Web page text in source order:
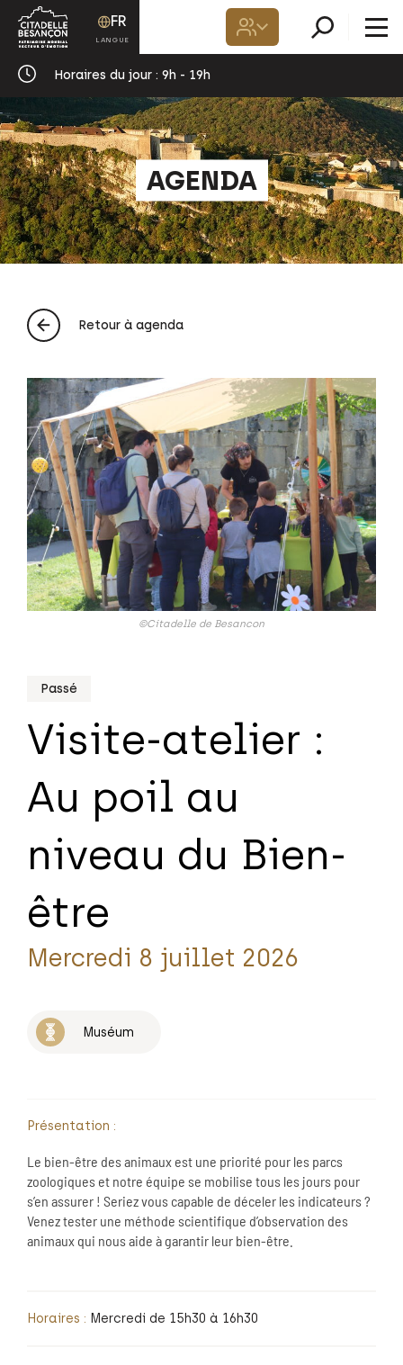
Horaires du jour : 9h - 19h
FR
AGENDA
©Citadelle de Besancon
Retour à agenda
Passé
Visite-atelier :
Au poil au
niveau du Bien-
être
Mercredi 8 juillet 2026
Muséum
Présentation :
Le bien-être des animaux est une priorité pour les parcs
zoologiques et notre équipe se mobilise tous les jours pour
s’en assurer ! Seriez vous capable de déceler les indicateurs ?
Venez tester une méthode scientifique d’observation des
animaux qui nous aide à garantir leur bien-être.
Horaires : Mercredi de 15h30 à 16h30